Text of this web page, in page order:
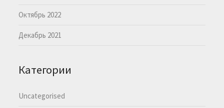
Октябрь 2022
Декабрь 2021
Категории
Uncategorised